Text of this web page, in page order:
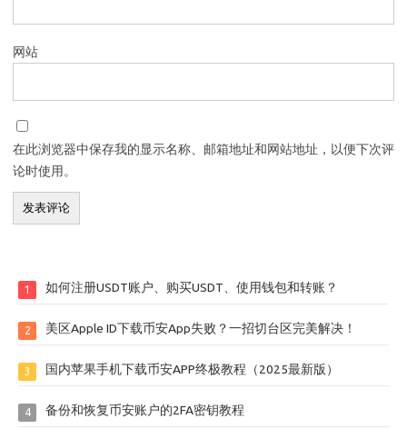
网站
在此浏览器中保存我的显示名称、邮箱地址和网站地址，以便下次评
论时使用。
1 如何注册USDT账户、购买USDT、使用钱包和转账？
2 美区Apple ID下载币安App失败？一招切台区完美解决！
3 国内苹果手机下载币安APP终极教程（2025最新版）
4 备份和恢复币安账户的2FA密钥教程